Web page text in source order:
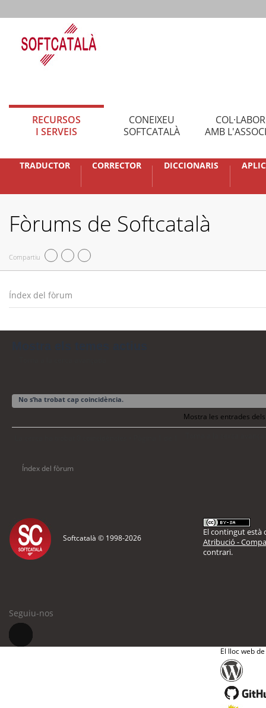
RECURSOS
I SERVEIS
CONEIXEU
SOFTCATALÀ
AMB
TRADUCTOR CORRECTOR DICCIONARIS
Fòrums de Softcatalà
Compartiu
Índex del fòrum
No s’ha trobat cap coincidència.
Mostra les entrades
Índex del fòrum
Softcatalà © 1998-2026
El contingut està
Atribució -
contrari.
Seguiu-nos
El lloc web